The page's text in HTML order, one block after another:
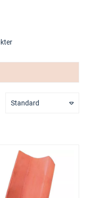
Standard